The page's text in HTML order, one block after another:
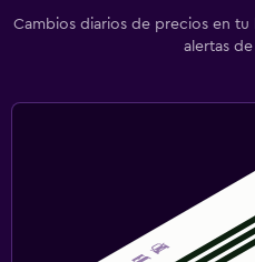
Cambios diarios de precios en
alertas